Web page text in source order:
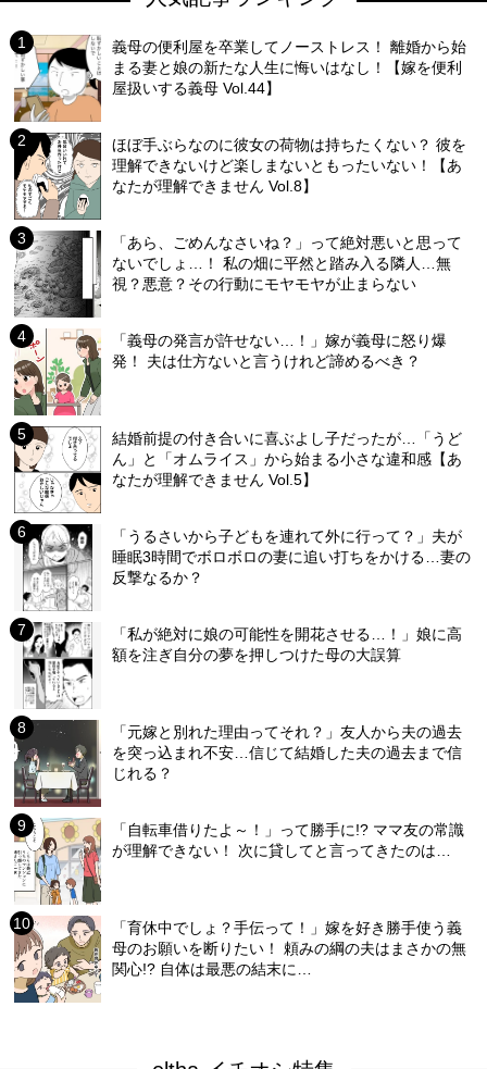
義母の便利屋を卒業してノーストレス！ 離婚から始
まる妻と娘の新たな人生に悔いはなし！【嫁を便利
屋扱いする義母 Vol.44】
ほぼ手ぶらなのに彼女の荷物は持ちたくない？ 彼を
理解できないけど楽しまないともったいない！【あ
なたが理解できません Vol.8】
「あら、ごめんなさいね？」って絶対悪いと思って
ないでしょ…！ 私の畑に平然と踏み入る隣人…無
視？悪意？その行動にモヤモヤが止まらない
「義母の発言が許せない…！」嫁が義母に怒り爆
発！ 夫は仕方ないと言うけれど諦めるべき？
結婚前提の付き合いに喜ぶよし子だったが…「うど
ん」と「オムライス」から始まる小さな違和感【あ
なたが理解できません Vol.5】
「うるさいから子どもを連れて外に行って？」夫が
睡眠3時間でボロボロの妻に追い打ちをかける…妻の
反撃なるか？
「私が絶対に娘の可能性を開花させる…！」娘に高
額を注ぎ自分の夢を押しつけた母の大誤算
「元嫁と別れた理由ってそれ？」友人から夫の過去
を突っ込まれ不安…信じて結婚した夫の過去まで信
じれる？
「自転車借りたよ～！」って勝手に!? ママ友の常識
が理解できない！ 次に貸してと言ってきたのは…
「育休中でしょ？手伝って！」嫁を好き勝手使う義
母のお願いを断りたい！ 頼みの綱の夫はまさかの無
関心!? 自体は最悪の結末に…